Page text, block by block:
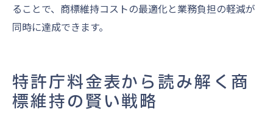
ることで、商標維持コストの最適化と業務負担の軽減が
同時に達成できます。
特許庁料金表から読み解く商
標維持の賢い戦略